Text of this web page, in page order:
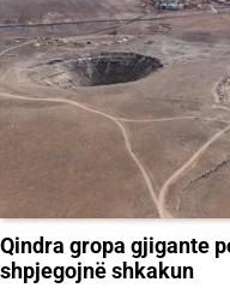
Qindra gropa gjigante
shpjegojnë shkakun